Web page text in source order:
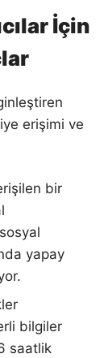
İçin
erişimi ve
bir
yapay
bilgiler
saatlik